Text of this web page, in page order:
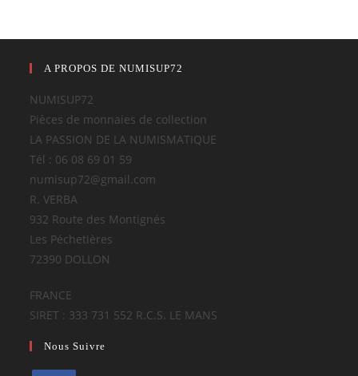
A PROPOS DE NUMISUP72
NUMISUP72
Pièces de monnaies de collection
LA PASSION DE LA NUMISMATIQUE
Tél : 06 08 69 01 59
numisup72@gmail.com
R. VERBA
932 Route des Montignés
Les Péchetières
72390 DOLLON
FRANCE
SIRET : 333 731 552 R.C.S. LE MANS
Nous Suivre